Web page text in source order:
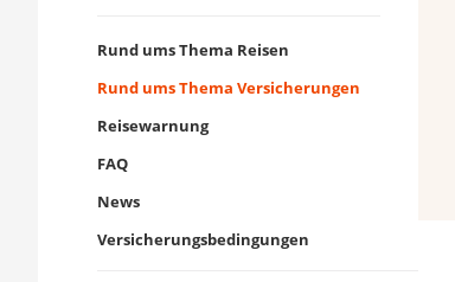
Rund ums Thema Reisen
Rund ums Thema Versicherungen
Reisewarnung
FAQ
News
Versicherungsbedingungen